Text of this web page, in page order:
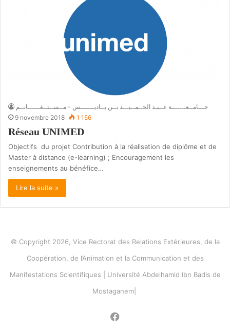
جـــامــعـــــــة عــبـد الحــمــيـــد بــن بــاديـــــــس - مــســتــغــــــانــم
9 novembre 2018
1 156
Réseau UNIMED
Objectifs du projet Contribution à la réalisation de diplôme et de
Master à distance (e-learning) ; Encouragement les
enseignements au bénéfice…
Lire la suite »
© Copyright 2026, Vice Rectorat des Relations Extérieures, de la
Coopération, de l’Animation et la Communication et des
Manifestations Scientifiques | Université Abdelhamid Ibn Badis de
Mostaganem|
Facebook